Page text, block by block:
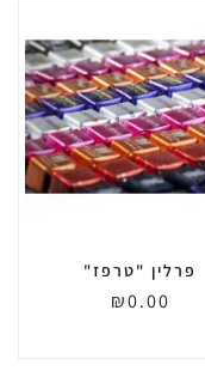
פרלין "טרפז"
₪0.00